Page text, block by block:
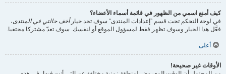
كيف أمنع اسمي من الظهور في قائمة أسماء الأعضاء؟
في لوحة التحكم تحت قسم ”إعدادات المنتدى“ سوف تجد خيارأخف حالتي في المنتدى،
فعَّل هذا الخيار وسوف تظهر فقط لمسؤول الموقع أو لنفسك. سوف تعدّ مشتركا مختفيا.
أعلى
الأوقات غير صحيحة!